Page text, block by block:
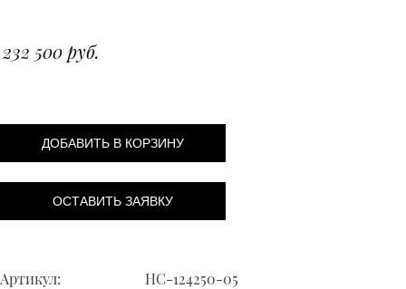
232 500 руб.
ДОБАВИТЬ В КОРЗИНУ
ОСТАВИТЬ ЗАЯВКУ
Артикул:
НС-124250-05